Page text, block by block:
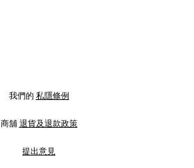
我們的 私隱條例
商舖 退貨及退款政策
提出意見